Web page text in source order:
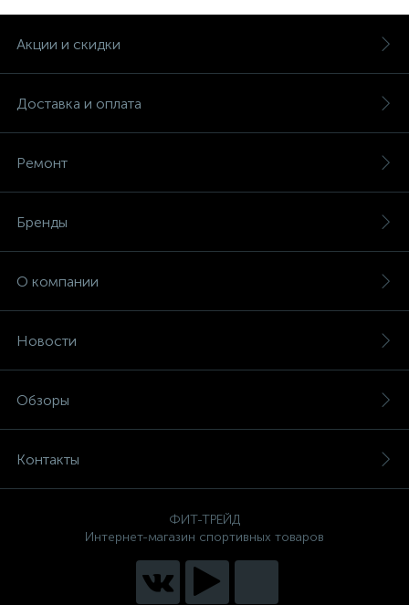
Акции и скидки
Доставка и оплата
Ремонт
Бренды
О компании
Новости
Обзоры
Контакты
ФИТ-ТРЕЙД
Интернет-магазин спортивных товаров